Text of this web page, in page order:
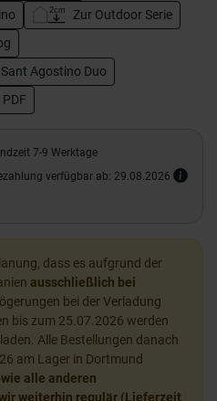
Zur Outdoor Serie
Agostino Duo
7-9 Werktage
verfügbar ab: 29.08.2026
dass es aufgrund der
ausschließlich bei
bei der Verladung
bis zum 25.07.2026 werden
Alle Bestellungen danach
am Lager in Dortmund
alle anderen
weiterhin regulär (Lieferzeit